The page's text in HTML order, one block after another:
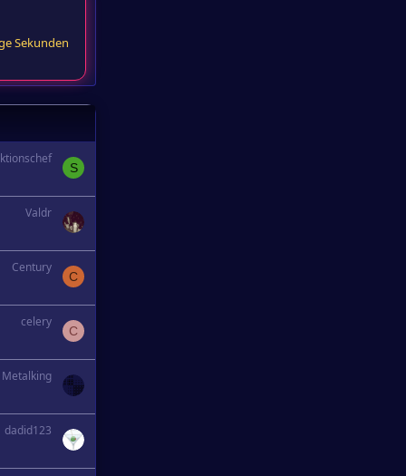
Sekunden
S
Valdr
Century
C
celery
C
Metalking
dadid123